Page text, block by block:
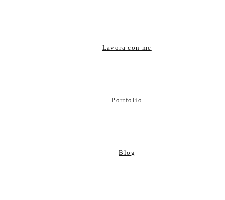
Lavora con me
Portfolio
Blog